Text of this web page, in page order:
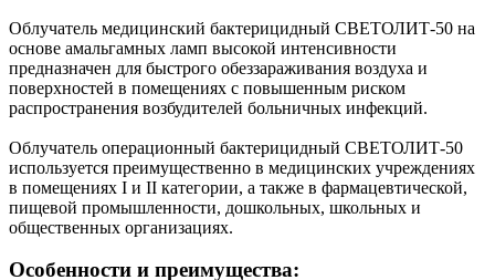
Облучатель медицинский бактерицидный СВЕТОЛИТ-50 на
основе амальгамных ламп высокой интенсивности
предназначен для быстрого обеззараживания воздуха и
поверхностей в помещениях с повышенным риском
распространения возбудителей больничных инфекций.
Облучатель операционный бактерицидный СВЕТОЛИТ-50
используется преимущественно в медицинских учреждениях
в помещениях I и II категории, а также в фармацевтической,
пищевой промышленности, дошкольных, школьных и
общественных организациях.
Особенности и преимущества: